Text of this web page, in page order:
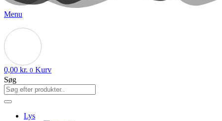
Menu
0,00 kr. 0 Kurv
Søg
Lys